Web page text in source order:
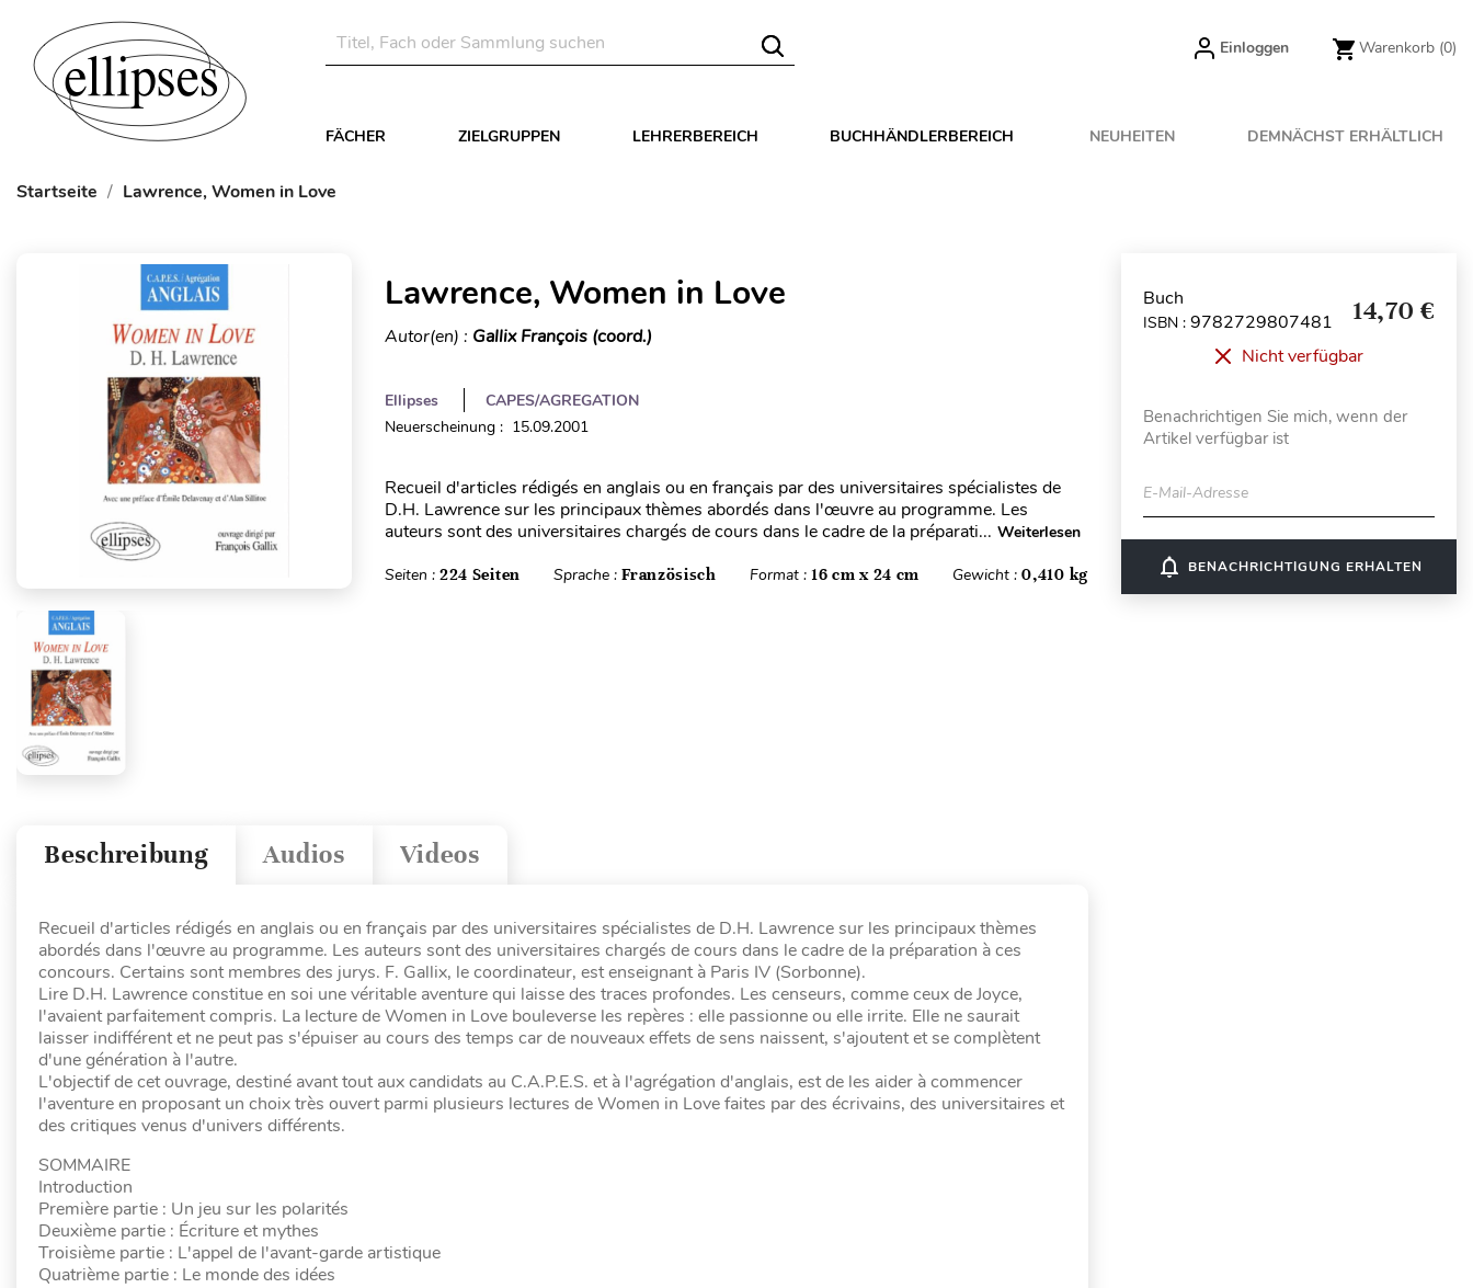
Einloggen Warenkorb (0)
FÄCHER ZIELGRUPPEN LEHRERBEREICH BUCHHÄNDLERBEREICH NEUHEITEN DEMNÄCHST ERHÄLTLICH
Startseite Lawrence, Women in Love
Lawrence, Women in Love
Autor(en) : Gallix François (coord.)
Ellipses
CAPES/AGREGATION
Neuerscheinung : 15.09.2001
Recueil d'articles rédigés en anglais ou en français par des universitaires spécialistes de
D.H. Lawrence sur les principaux thèmes abordés dans l'œuvre au programme. Les
auteurs sont des universitaires chargés de cours dans le cadre de la préparati... Weiterlesen
Seiten : 224 Seiten Sprache :Französisch Format :16 cm x 24 cm Gewicht :0,410 kg
Videos
Audios
Beschreibung
Recueil d'articles rédigés en anglais ou en français par des universitaires spécialistes de D.H. Lawrence sur les principaux thèmes
abordés dans l'œuvre au programme. Les auteurs sont des universitaires chargés de cours dans le cadre de la préparation à ces
concours. Certains sont membres des jurys. F. Gallix, le coordinateur, est enseignant à Paris IV (Sorbonne).
Lire D.H. Lawrence constitue en soi une véritable aventure qui laisse des traces profondes. Les censeurs, comme ceux de Joyce,
l'avaient parfaitement compris. La lecture de Women in Love bouleverse les repères : elle passionne ou elle irrite. Elle ne saurait
laisser indifférent et ne peut pas s'épuiser au cours des temps car de nouveaux effets de sens naissent, s'ajoutent et se complètent
d'une génération à l'autre.
L'objectif de cet ouvrage, destiné avant tout aux candidats au C.A.P.E.S. et à l'agrégation d'anglais, est de les aider à commencer
l'aventure en proposant un choix très ouvert parmi plusieurs lectures de Women in Love faites par des écrivains, des universitaires et
des critiques venus d'univers différents.
SOMMAIRE
Introduction
Première partie : Un jeu sur les polarités
Deuxième partie : Écriture et mythes
Troisième partie : L'appel de l'avant-garde artistique
Quatrième partie : Le monde des idées
Buch
ISBN : 9782729807481 14,70 €
Nicht verfügbar
Benachrichtigen Sie mich, wenn der
Artikel verfügbar ist
E-Mail-Adresse
notifications_none BENACHRICHTIGUNG ERHALTEN